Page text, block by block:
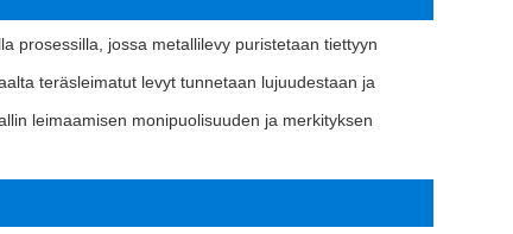
prosessilla, jossa metallilevy puristetaan tiettyyn
teräsleimatut levyt tunnetaan lujuudestaan ​​ja
leimaamisen monipuolisuuden ja merkityksen